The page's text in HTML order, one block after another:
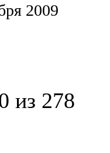
2009
из 278